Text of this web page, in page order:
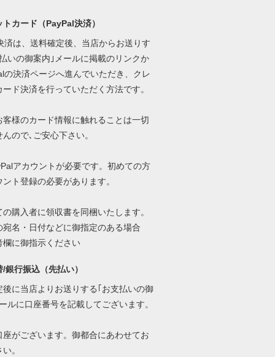
トカード（PayPal決済）
済は、送料確定後、当店からお送りす
いの御案内｣メールに掲載のリンクか
の決済ページへ進んでいただき、クレ
ード決済を行っていただく方法です。
客様のカード情報に触れることは一切
ので､ご安心下さい。
アカウントが必要です。初めての方
ント登録の必要があります。
購入者に領収書を同梱いたします。
宛名・日付などに御指定のある場合
欄に御指示ください
銀行振込（先払い）
後に当店よりお送りする｢お支払いの御
ルに口座番号を記載してございます。
座がございます。御都合にあわせてお
。